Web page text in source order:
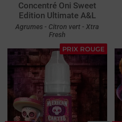
Concentré Oni Sweet
Edition Ultimate A&L
Agrumes - Citron vert - Xtra
Fresh
PRIX ROUGE